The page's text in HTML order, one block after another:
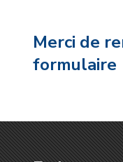
Merci de
formulaire